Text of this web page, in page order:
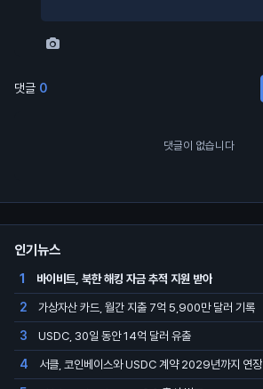
댓글 0
댓글이 없습니다
인기뉴스
1 바이비트, 북한 해킹 자금 추적 지원 받아
2 가상자산 카드, 월간 지출 7억 5,900만 달러 기록
3 USDC, 30일 동안 14억 달러 유출
4 서클, 코인베이스와 USDC 계약 2029년까지 연장